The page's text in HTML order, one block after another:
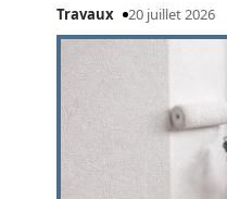
Travaux 20 juillet 2026